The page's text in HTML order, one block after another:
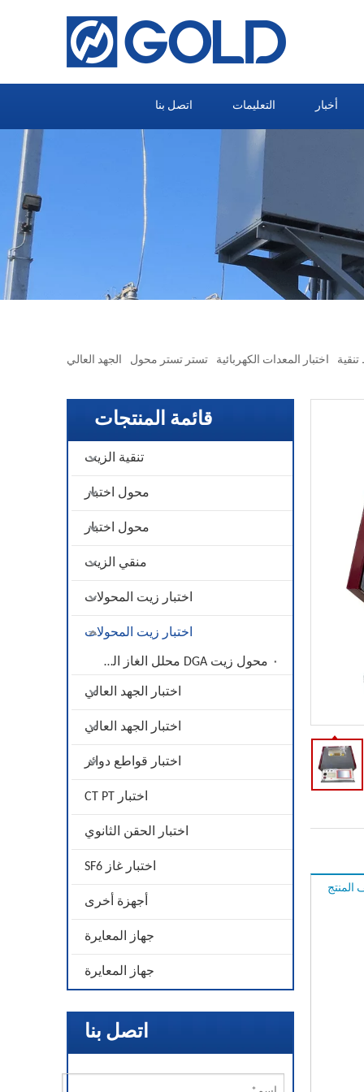
أخبار التعليمات اتصل بنا
تنقية اختبار المعدات الكهربائية تستر تستر محول الجهد العالي
قائمة المنتجات
تنقية الزيت
محول اختبار
محول اختبار
منقي الزيت
اختبار زيت المحولات
اختبار زيت المحولات
محول زيت DGA محلل الغاز المذاب
اختبار الجهد العالي
اختبار الجهد العالي
اختبار قواطع دوائر
اختبار CT PT
اختبار الحقن الثانوي
اختبار غاز SF6
أجهزة أخرى
جهاز المعايرة
جهاز المعايرة
اتصل بنا